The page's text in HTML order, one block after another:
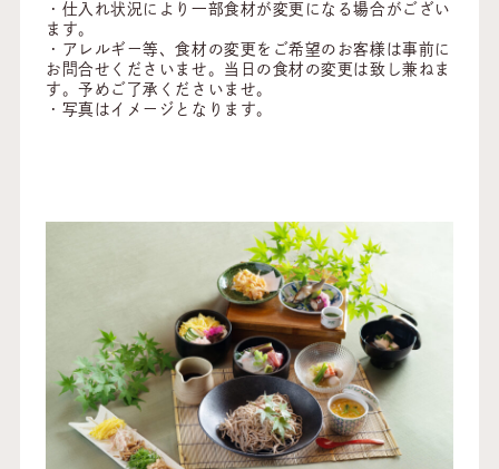
・仕入れ状況により一部食材が変更になる場合がござい
ます。
・アレルギー等、食材の変更をご希望のお客様は事前に
お問合せくださいませ。当日の食材の変更は致し兼ねま
す。予めご了承くださいませ。
・写真はイメージとなります。